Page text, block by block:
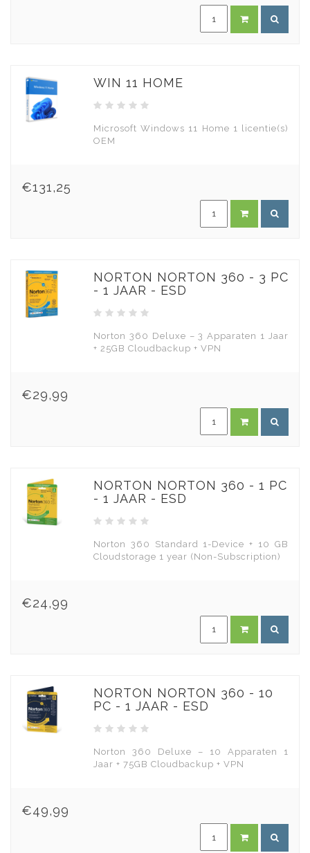
WIN 11 HOME
Microsoft Windows 11 Home 1 licentie(s)
OEM
€131,25
NORTON NORTON 360 - 3 PC
- 1 JAAR - ESD
Norton 360 Deluxe – 3 Apparaten 1 Jaar
+ 25GB Cloudbackup + VPN
€29,99
NORTON NORTON 360 - 1 PC
- 1 JAAR - ESD
Norton 360 Standard 1-Device + 10 GB
Cloudstorage 1 year (Non-Subscription)
€24,99
NORTON NORTON 360 - 10
PC - 1 JAAR - ESD
Norton 360 Deluxe – 10 Apparaten 1
Jaar + 75GB Cloudbackup + VPN
€49,99